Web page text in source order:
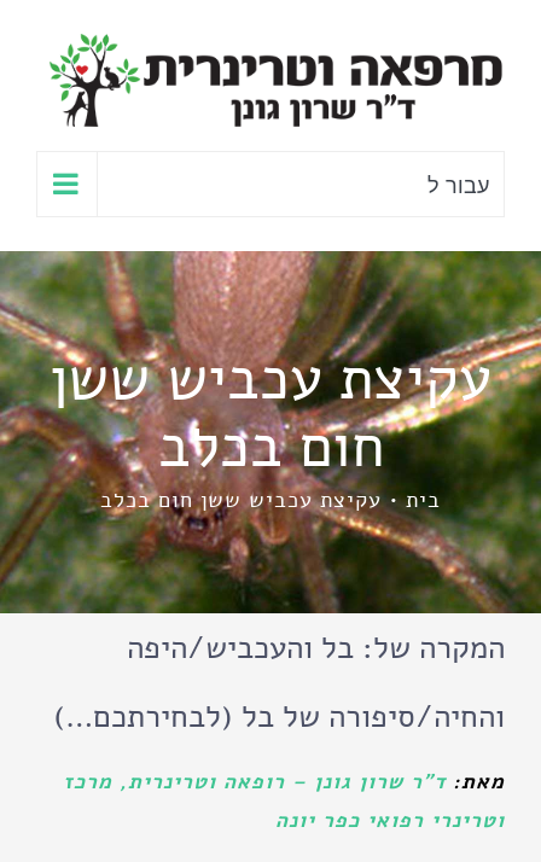
לתוכן
עבור ל
עקיצת עכביש ששן
חום בכלב
בית עקיצת עכביש ששן חום בכלב
המקרה של: בל והעכביש/היפה
והחיה/סיפורה של בל (לבחירתכם…)
מאת:ד"ר שרון גונן – רופאה וטרינרית, מרכז
וטרינרי רפואי כפר יונה